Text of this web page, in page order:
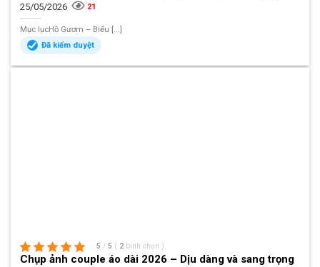
25/05/2026 21
Mục lụcHồ Gươm – Biểu [...]
Đã kiểm duyệt
5 / 5 ( 2 bình chọn )
Chụp ảnh couple áo dài 2026 – Dịu dàng và sang trọng